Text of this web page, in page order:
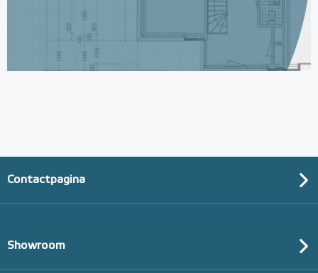
Multifunctionele contactlijm
€ 9,25
Contactpagina
Showroom